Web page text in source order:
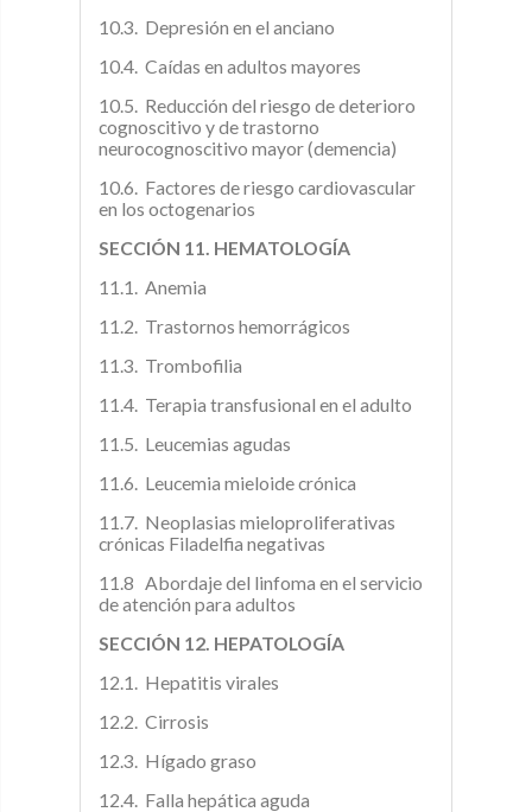
10.3. Depresión en el anciano
10.4. Caídas en adultos mayores
10.5. Reducción del riesgo de deterioro
cognoscitivo y de trastorno
neurocognoscitivo mayor (demencia)
10.6. Factores de riesgo cardiovascular
en los octogenarios
SECCIÓN 11. HEMATOLOGÍA
11.1. Anemia
11.2. Trastornos hemorrágicos
11.3. Trombofilia
11.4. Terapia transfusional en el adulto
11.5. Leucemias agudas
11.6. Leucemia mieloide crónica
11.7. Neoplasias mieloproliferativas
crónicas Filadelfia negativas
11.8 Abordaje del linfoma en el servicio
de atención para adultos
SECCIÓN 12. HEPATOLOGÍA
12.1. Hepatitis virales
12.2. Cirrosis
12.3. Hígado graso
12.4. Falla hepática aguda